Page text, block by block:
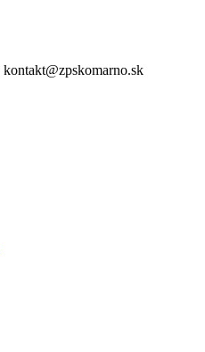
kontakt@zpskomarno.sk